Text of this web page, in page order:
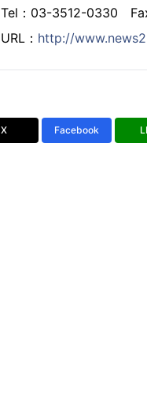
Tel：03-3512-0330
URL： http://
X Facebook